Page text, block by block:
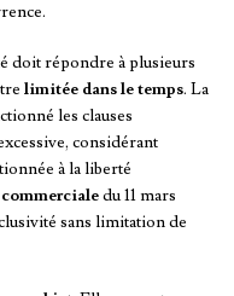
doit répondre à plusieurs
limitée dans le temps. La
les clauses
considérant
à la liberté
du 11 mars
sans limitation de